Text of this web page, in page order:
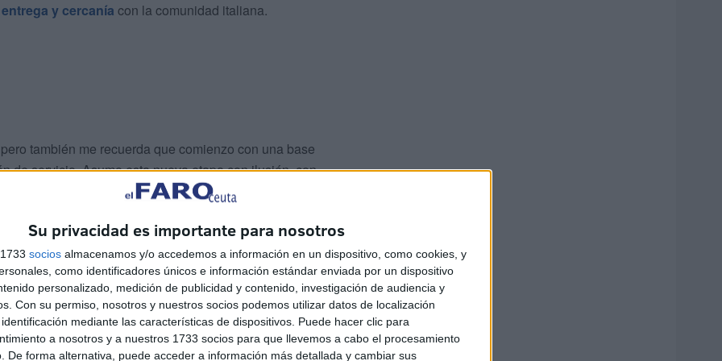
Su privacidad es importante para nosotros
socios almacenamos y/o accedemos a información en un dispositivo, como cookies, y
como identificadores únicos e información estándar enviada por un dispositivo
personalizado, medición de publicidad y contenido, investigación de audiencia y
Con su permiso, nosotros y nuestros socios podemos utilizar datos de localización
mediante las características de dispositivos. Puede hacer clic para
a nosotros y a nuestros 1733 socios para que llevemos a cabo el procesamiento
De forma alternativa, puede acceder a información más detallada y cambiar sus
entrega y cercanía con la comunidad italiana.
también me recuerda que comienzo con una base
de servicio. Asumo esta nueva etapa con ilusión, con
de seguir cuidando ese vinculo histórico entre
con la protección de los ciudadanos italianos
líneas de trabajo en este ámbito?
en Ceuta y Melilla se sienta respaldado,
de atención consular, mejorar la comunicación